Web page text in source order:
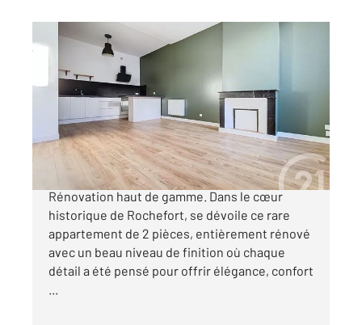
ROCHEFORT 17
, 2 pièces
Ref : 1544
Appartement F2 à vendre
149 800 €
ROCHEFORT HYPERCENTRE, Appartement T2,
Rénovation haut de gamme. Dans le cœur
historique de Rochefort, se dévoile ce rare
appartement de 2 pièces, entièrement rénové
avec un beau niveau de finition où chaque
détail a été pensé pour offrir élégance, confort
...